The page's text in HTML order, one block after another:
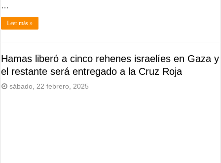
…
Leer más »
Hamas liberó a cinco rehenes israelíes en Gaza y
el restante será entregado a la Cruz Roja
sábado, 22 febrero, 2025